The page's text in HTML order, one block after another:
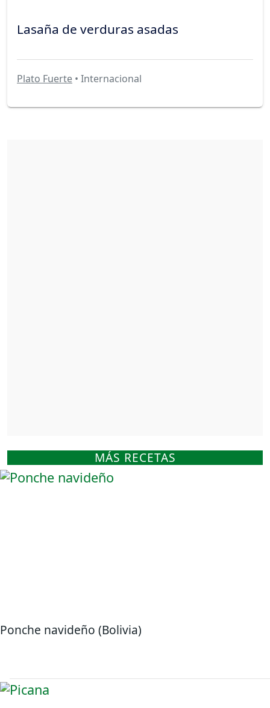
MÁS RECETAS
Ponche navideño (Bolivia)
Lasaña de verduras asadas
Plato Fuerte • Internacional